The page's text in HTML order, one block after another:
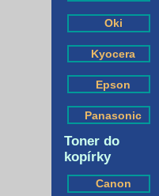
Oki
Kyocera
Epson
Panasonic
Toner do
kopírky
Canon